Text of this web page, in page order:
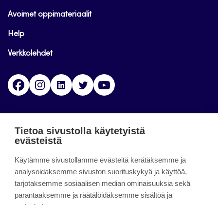
Avoimet oppimateriaalit
Help
Verkkolehdet
FacebookInstagramLinkedinTwitter
päättynyt 11.9.2023.
About the site
Tietoa sivustolla käytetyistä
evästeistä
Käytämme sivustollamme evästeitä kerätäksemme ja
analysoidaksemme sivuston suorituskykyä ja käyttöä,
tarjotaksemme sosiaalisen median ominaisuuksia sekä
parantaaksemme ja räätälöidäksemme sisältöä ja